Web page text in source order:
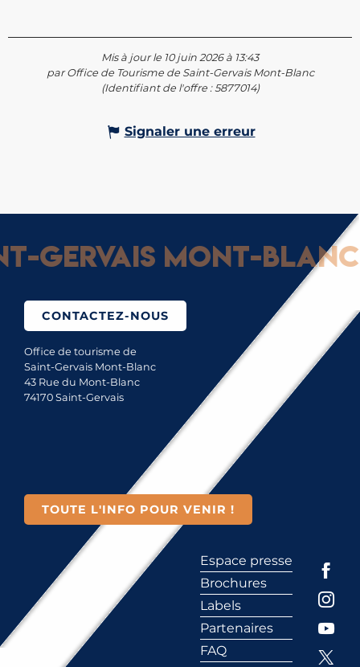
Mis à jour le 10 juin 2026 à 13:43
par Office de Tourisme de Saint-Gervais Mont-Blanc
(Identifiant de l'offre :5877014)
Signaler une erreur
Mont-Blanc :
CONTACTEZ-NOUS
Office de tourisme de
Saint-Gervais Mont-Blanc
43 Rue du Mont-Blanc
74170 Saint-Gervais
TOUTE L'INFO POUR VENIR !
Espace presse
Brochures
Labels
Partenaires
FAQ